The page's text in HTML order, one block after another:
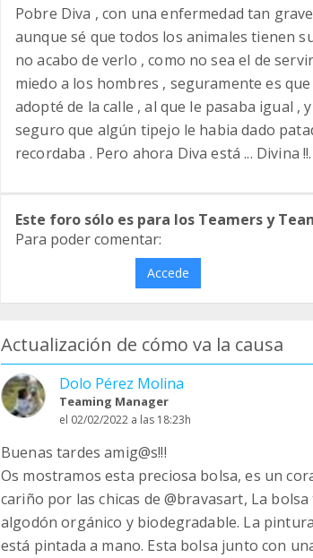
Pobre Diva , con una enfermedad tan
aunque sé que todos los animales tienen
no acabo de verlo , como no sea el de
miedo a los hombres , seguramente es
adopté de la calle , al que le pasaba igual ,
seguro que algún tipejo le habia dado
recordaba . Pero ahora Diva está ... Divina
Este foro sólo es para los Teamers y
Para poder comentar:
Accede
Actualización de cómo va la causa
Dolo Pérez Molina
Teaming Manager
el 02/02/2022 a las 18:23h
Buenas tardes amig@s!!!
Os mostramos esta preciosa bolsa, es un
cariño por las chicas de @bravasart, La
algodón orgánico y biodegradable. La
está pintada a mano. Esta bolsa junto con